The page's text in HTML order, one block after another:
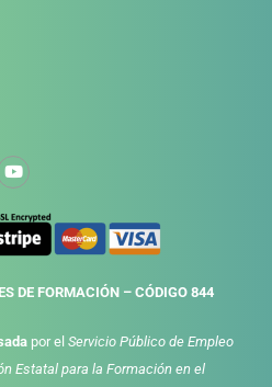
DE FORMACIÓN – CÓDIGO 844
por el Servicio Público de Empleo
Estatal para la Formación en el